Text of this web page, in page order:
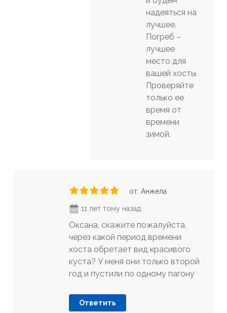
надеяться на
лучшее.
Погреб –
лучшее
место для
вашей хосты.
Проверяйте
только ее
время от
времени
зимой.
от: Анжела
11 лет тому назад
Оксана, скажите пожалуйста,
через какой период времени
хоста обретает вид красивого
куста? У меня они только второй
год и пустили по одному пагону
Ответить